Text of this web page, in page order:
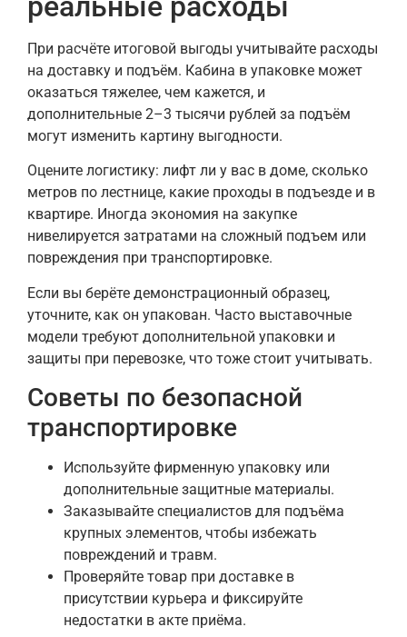
При расчёте итоговой выгоды учитывайте расходы
на доставку и подъём. Кабина в упаковке может
оказаться тяжелее, чем кажется, и
дополнительные 2–3 тысячи рублей за подъём
могут изменить картину выгодности.
Оцените логистику: лифт ли у вас в доме, сколько
метров по лестнице, какие проходы в подъезде и в
квартире. Иногда экономия на закупке
нивелируется затратами на сложный подъем или
повреждения при транспортировке.
Если вы берёте демонстрационный образец,
уточните, как он упакован. Часто выставочные
модели требуют дополнительной упаковки и
защиты при перевозке, что тоже стоит учитывать.
Советы по безопасной
транспортировке
Используйте фирменную упаковку или
дополнительные защитные материалы.
Заказывайте специалистов для подъёма
крупных элементов, чтобы избежать
повреждений и травм.
Проверяйте товар при доставке в
присутствии курьера и фиксируйте
недостатки в акте приёма.